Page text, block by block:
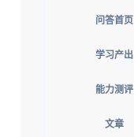
问答首页
学习产出
能力测评
文章